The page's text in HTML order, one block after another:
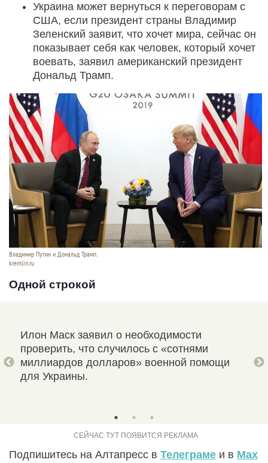
Украина может вернуться к переговорам с
США, если президент страны Владимир
Зеленский заявит, что хочет мира, сейчас он
показывает себя как человек, который хочет
воевать, заявил американский президент
Дональд Трамп.
Владимир Путин и Дональд Трамп.
kremlin.ru
Одной строкой
Илон Маск заявил о необходимости
проверить, что случилось с «сотнями
миллиардов долларов» военной помощи
для Украины.
Подпишитесь на Алтапресс в Телеграме и в Max